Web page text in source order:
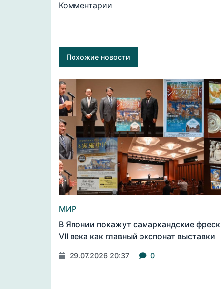
Комментарии
Похожие новости
МИР
В Японии покажут самаркандские
VII века как главный экспонат выставки
29.07.2026 20:37 0